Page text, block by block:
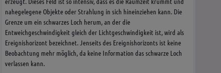
nahegelegene Objekte oder Strahlung in sich hineinziehen kann. Die
Grenze um ein schwarzes Loch herum, an der die
Entweichgeschwindigkeit gleich der Lichtgeschwindigkeit ist, wird als
Ereignishorizont bezeichnet. Jenseits des Ereignishorizonts ist keine
Beobachtung mehr möglich, da keine Information das schwarze Loch
verlassen kann.